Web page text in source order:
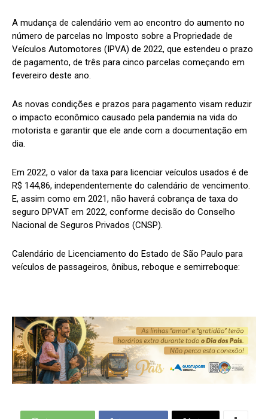
A mudança de calendário vem ao encontro do aumento no
número de parcelas no Imposto sobre a Propriedade de
Veículos Automotores (IPVA) de 2022, que estendeu o prazo
de pagamento, de três para cinco parcelas começando em
fevereiro deste ano.
As novas condições e prazos para pagamento visam reduzir
o impacto econômico causado pela pandemia na vida do
motorista e garantir que ele ande com a documentação em
dia.
Em 2022, o valor da taxa para licenciar veículos usados é de
R$ 144,86, independentemente do calendário de vencimento.
E, assim como em 2021, não haverá cobrança de taxa do
seguro DPVAT em 2022, conforme decisão do Conselho
Nacional de Seguros Privados (CNSP).
Calendário de Licenciamento do Estado de São Paulo para
veículos de passageiros, ônibus, reboque e semirreboque: